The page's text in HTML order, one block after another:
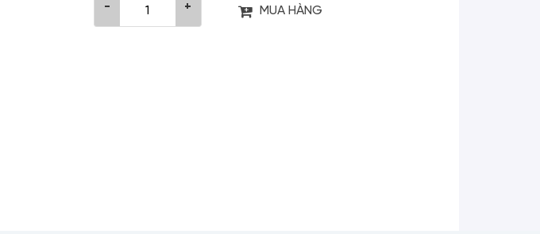
- + MUA HÀNG